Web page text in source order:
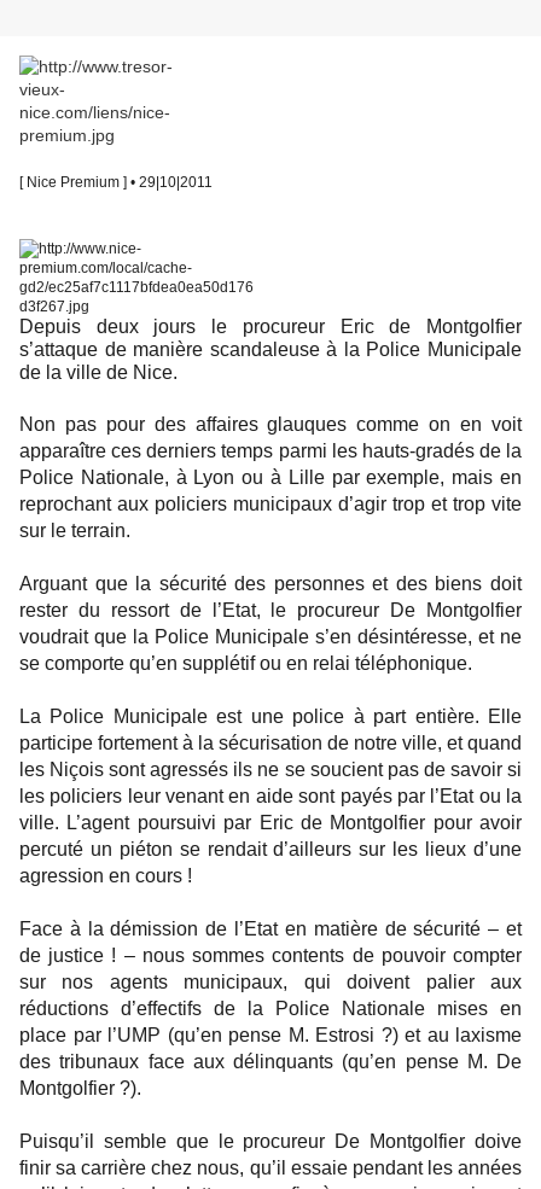
[ Nice Premium ] • 29|10|2011
Depuis deux jours le procureur Eric de Montgolfier
s’attaque de manière scandaleuse à la Police Municipale
de la ville de Nice.
Non pas pour des affaires glauques comme on en voit
apparaître ces derniers temps parmi les hauts-gradés de la
Police Nationale, à Lyon ou à Lille par exemple, mais en
reprochant aux policiers municipaux d’agir trop et trop vite
sur le terrain.
Arguant que la sécurité des personnes et des biens doit
rester du ressort de l’Etat, le procureur De Montgolfier
voudrait que la Police Municipale s’en désintéresse, et ne
se comporte qu’en supplétif ou en relai téléphonique.
La Police Municipale est une police à part entière. Elle
participe fortement à la sécurisation de notre ville, et quand
les Niçois sont agressés ils ne se soucient pas de savoir si
les policiers leur venant en aide sont payés par l’Etat ou la
ville. L’agent poursuivi par Eric de Montgolfier pour avoir
percuté un piéton se rendait d’ailleurs sur les lieux d’une
agression en cours !
Face à la démission de l’Etat en matière de sécurité – et
de justice ! – nous sommes contents de pouvoir compter
sur nos agents municipaux, qui doivent palier aux
réductions d’effectifs de la Police Nationale mises en
place par l’UMP (qu’en pense M. Estrosi ?) et au laxisme
des tribunaux face aux délinquants (qu’en pense M. De
Montgolfier ?).
Puisqu’il semble que le procureur De Montgolfier doive
finir sa carrière chez nous, qu’il essaie pendant les années